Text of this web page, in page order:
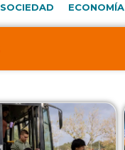
SOCIEDAD ECONOMÍA